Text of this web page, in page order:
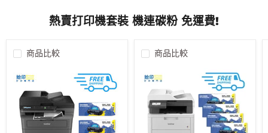
熱賣打印機套裝 機連碳粉 免運費!
商品比較 商品比較